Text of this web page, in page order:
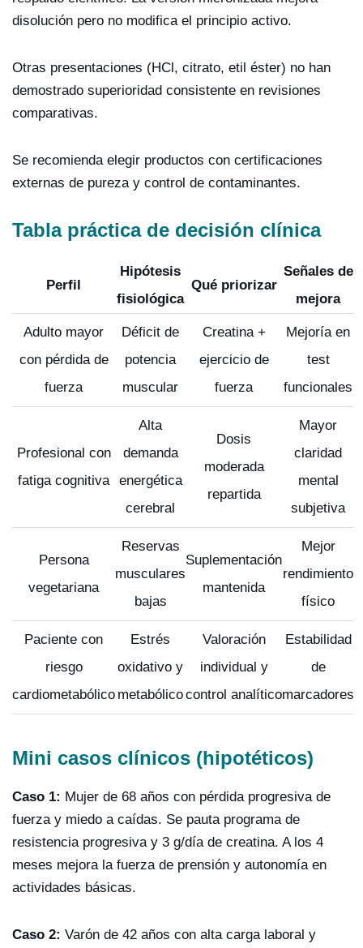
disolución pero no modifica el principio activo.
Otras presentaciones (HCl, citrato, etil éster) no han
demostrado superioridad consistente en revisiones
comparativas.
Se recomienda elegir productos con certificaciones
externas de pureza y control de contaminantes.
Tabla práctica de decisión clínica
Perfil
Hipótesis
fisiológica
Qué priorizar
Señales de
mejora
Adulto mayor
con pérdida de
fuerza
Déficit de
potencia
muscular
Creatina +
ejercicio de
fuerza
Mejoría en
test
funcionales
Profesional con
fatiga cognitiva
Alta
demanda
energética
cerebral
Dosis
moderada
repartida
Mayor
claridad
mental
subjetiva
Persona
vegetariana
Reservas
musculares
bajas
Suplementación
mantenida
Mejor
rendimiento
físico
Paciente con
riesgo
cardiometabólico
Estrés
oxidativo y
metabólico
Valoración
individual y
control analítico
Estabilidad
de
marcadores
Mini casos clínicos (hipotéticos)
Caso 1: Mujer de 68 años con pérdida progresiva de
fuerza y miedo a caídas. Se pauta programa de
resistencia progresiva y 3 g/día de creatina. A los 4
meses mejora la fuerza de prensión y autonomía en
actividades básicas.
Caso 2: Varón de 42 años con alta carga laboral y